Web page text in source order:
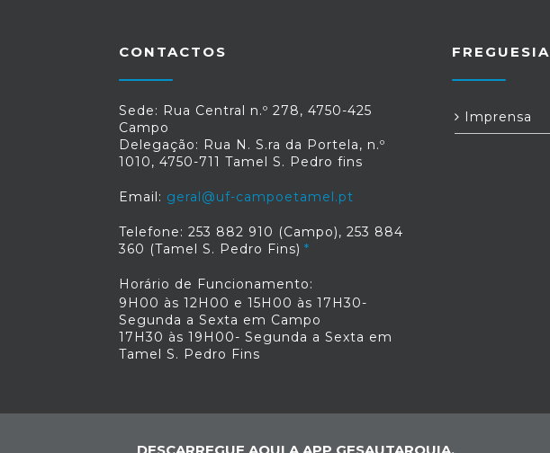
CONTACTOS
Sede: Rua Central n.º 278, 4750-425
Campo
Delegação: Rua N. S.ra da Portela, n.º
1010, 4750-711 Tamel S. Pedro fins
Email: geral@uf-campoetamel.pt
Telefone: 253 882 910 (Campo), 253 884
360 (Tamel S. Pedro Fins)
Horário de Funcionamento:
9H00 às 12H00 e 15H00 às 17H30-
Segunda a Sexta em Campo
17H30 às 19H00- Segunda a Sexta em
Tamel S. Pedro Fins
FREGUESIA
Imprensa